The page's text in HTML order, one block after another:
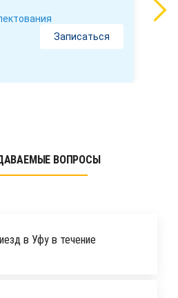
Записаться
ВОПРОСЫ
в Уфу в течение